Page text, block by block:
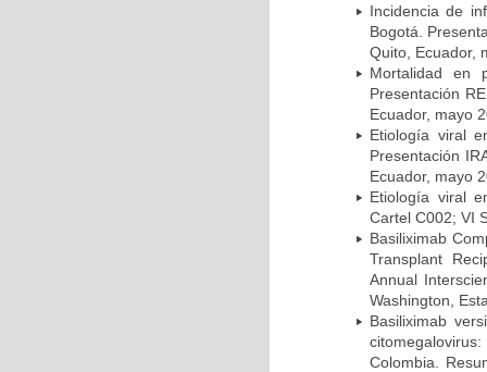
Incidencia de
Bogotá.
Quito, Ecuador,
Mortalidad en
Presentación
Ecuador, mayo
Etiología viral
Presentación
Ecuador, mayo
Etiología viral
Cartel C002; VI
Basiliximab
Transplant
Annual
Washington,
Basiliximab
Colombia.